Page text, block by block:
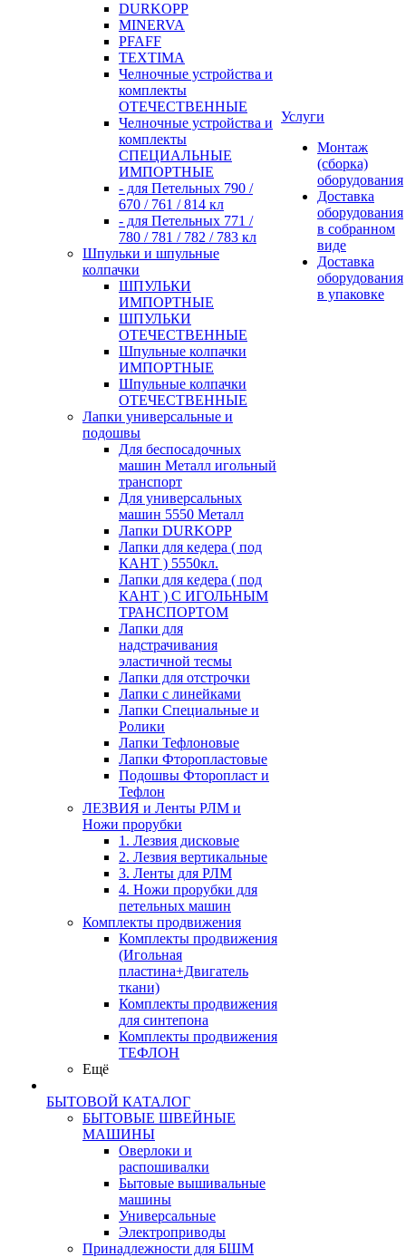
DURKOPP
MINERVA
PFAFF
TEXTIMA
Челночные устройства и
комплекты
ОТЕЧЕСТВЕННЫЕ
Челночные устройства и
комплекты
СПЕЦИАЛЬНЫЕ
ИМПОРТНЫЕ
- для Петельных 790 /
670 / 761 / 814 кл
- для Петельных 771 /
780 / 781 / 782 / 783 кл
Шпульки и шпульные
колпачки
ШПУЛЬКИ
ИМПОРТНЫЕ
ШПУЛЬКИ
ОТЕЧЕСТВЕННЫЕ
Шпульные колпачки
ИМПОРТНЫЕ
Шпульные колпачки
ОТЕЧЕСТВЕННЫЕ
Лапки универсальные и
подошвы
Для беспосадочных
машин Металл игольный
транспорт
Для универсальных
машин 5550 Металл
Лапки DURKOPP
Лапки для кедера ( под
КАНТ ) 5550кл.
Лапки для кедера ( под
КАНТ ) С ИГОЛЬНЫМ
ТРАНСПОРТОМ
Лапки для
надстрачивания
эластичной тесмы
Лапки для отстрочки
Лапки с линейками
Лапки Специальные и
Ролики
Лапки Тефлоновые
Лапки Фторопластовые
Подошвы Фторопласт и
Тефлон
ЛЕЗВИЯ и Ленты РЛМ и
Ножи прорубки
1. Лезвия дисковые
2. Лезвия вертикальные
3. Ленты для РЛМ
4. Ножи прорубки для
петельных машин
Комплекты продвижения
Комплекты продвижения
(Игольная
пластина+Двигатель
ткани)
Комплекты продвижения
для синтепона
Комплекты продвижения
ТЕФЛОН
Ещё
БЫТОВОЙ КАТАЛОГ
БЫТОВЫЕ ШВЕЙНЫЕ
МАШИНЫ
Оверлоки и
распошивалки
Бытовые вышивальные
машины
Универсальные
Электроприводы
Принадлежности для БШМ
Услуги
Монтаж
(сборка)
оборудования
Доставка
оборудования
в собранном
виде
Доставка
оборудования
в упаковке